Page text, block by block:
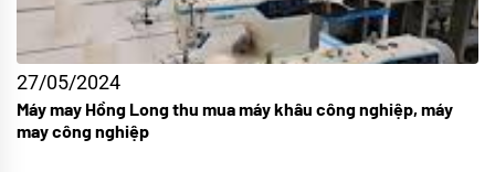
27/05/2024
Máy may Hồng Long thu mua máy khâu công nghiệp, máy
may công nghiệp